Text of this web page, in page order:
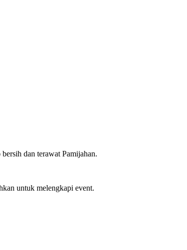
dan terawat Pamijahan.
untuk melengkapi event.